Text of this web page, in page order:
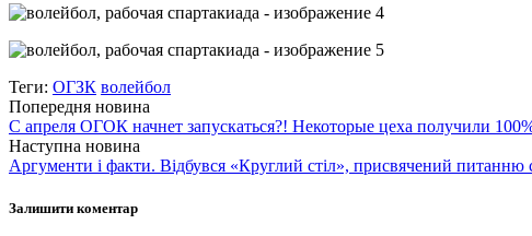
Теги: ОГЗК волейбол
Попередня новина
С апреля ОГОК начнет запускаться?! Некоторые цеха получили
Наступна новина
Аргументи і факти. Відбувся «Круглий стіл», присвячений
Залишити коментар